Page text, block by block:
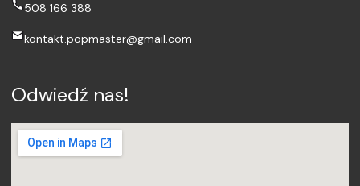
508 166 388
kontakt.popmaster@gmail.com
Odwiedź nas!